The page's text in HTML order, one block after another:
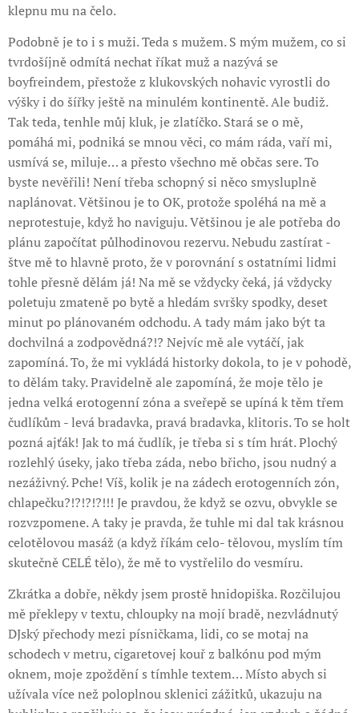
klepnu mu na čelo.
Podobně je to i s muži. Teda s mužem. S mým mužem, co si
tvrdošíjně odmítá nechat říkat muž a nazývá se
boyfreindem, přestože z klukovských nohavic vyrostli do
výšky i do šířky ještě na minulém kontinentě. Ale budiž.
Tak teda, tenhle můj kluk, je zlatíčko. Stará se o mě,
pomáhá mi, podniká se mnou věci, co mám ráda, vaří mi,
usmívá se, miluje… a přesto všechno mě občas sere. To
byste nevěřili! Není třeba schopný si něco smysluplně
naplánovat. Většinou je to OK, protože spoléhá na mě a
neprotestuje, když ho naviguju. Většinou je ale potřeba do
plánu započítat půlhodinovou rezervu. Nebudu zastírat -
štve mě to hlavně proto, že v porovnání s ostatními lidmi
tohle přesně dělám já! Na mě se vždycky čeká, já vždycky
poletuju zmateně po bytě a hledám svršky spodky, deset
minut po plánovaném odchodu. A tady mám jako být ta
dochvilná a zodpovědná?!? Nejvíc mě ale vytáčí, jak
zapomíná. To, že mi vykládá historky dokola, to je v pohodě,
to dělám taky. Pravidelně ale zapomíná, že moje tělo je
jedna velká erotogenní zóna a sveřepě se upíná k těm třem
čudlíkům - levá bradavka, pravá bradavka, klitoris. To se holt
pozná ajťák! Jak to má čudlík, je třeba si s tím hrát. Plochý
rozlehlý úseky, jako třeba záda, nebo břicho, jsou nudný a
nezáživný. Pche! Víš, kolik je na zádech erotogenních zón,
chlapečku?!?!?!?!!! Je pravdou, že když se ozvu, obvykle se
rozvzpomene. A taky je pravda, že tuhle mi dal tak krásnou
celotělovou masáž (a když říkám celo- tělovou, myslím tím
skutečně CELÉ tělo), že mě to vystřelilo do vesmíru.
Zkrátka a dobře, někdy jsem prostě hnidopiška. Rozčilujou
mě překlepy v textu, chloupky na mojí bradě, nezvládnutý
DJský přechody mezi písničkama, lidi, co se motaj na
schodech v metru, cigaretovej kouř z balkónu pod mým
oknem, moje zpoždění s tímhle textem… Místo abych si
užívala více než poloplnou sklenici zážitků, ukazuju na